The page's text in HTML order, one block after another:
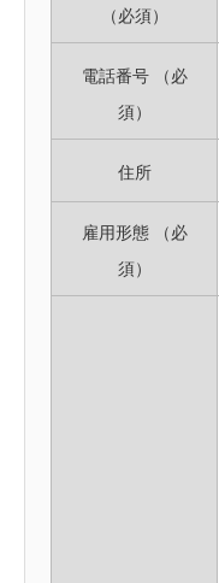
（必須）
電話番号
（必
須）
住所
雇用形態
（必
須）